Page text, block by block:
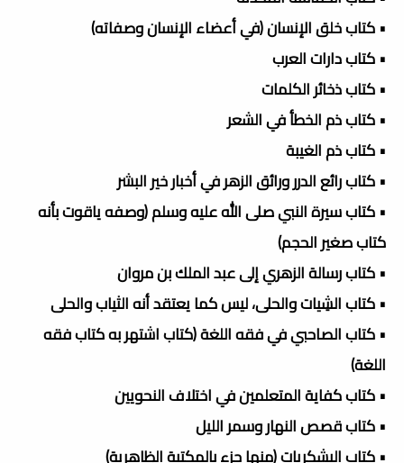
• كتاب خلق الإنسان (في أعضاء الإنسان وصفاته)
• كتاب دارات العرب
• كتاب ذخائر الكلمات
• كتاب ذم الخطأ في الشعر
• كتاب ذم الغيبة
• كتاب رائع الدرر ورائق الزهر في أخبار خير البشر
• كتاب سيرة النبي صلى الله عليه وسلم (وصفه ياقوت بأنه
كتاب صغير الحجم)
• كتاب رسالة الزهري إلى عبد الملك بن مروان
• كتاب الشِيات والحلى، ليس كما يعتقد أنه الثياب والحلى
• كتاب الصاحبي في فقه اللغة (كتاب اشتهر به كتاب فقه
اللغة)
• كتاب كفاية المتعلمين في اختلاف النحويين
• كتاب قصص النهار وسمر الليل
• كتاب اليشكريات (منها جزء بالمكتبة الظاهرية)